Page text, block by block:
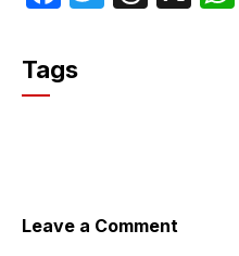
c
e
k
Tags
Leave a Comment